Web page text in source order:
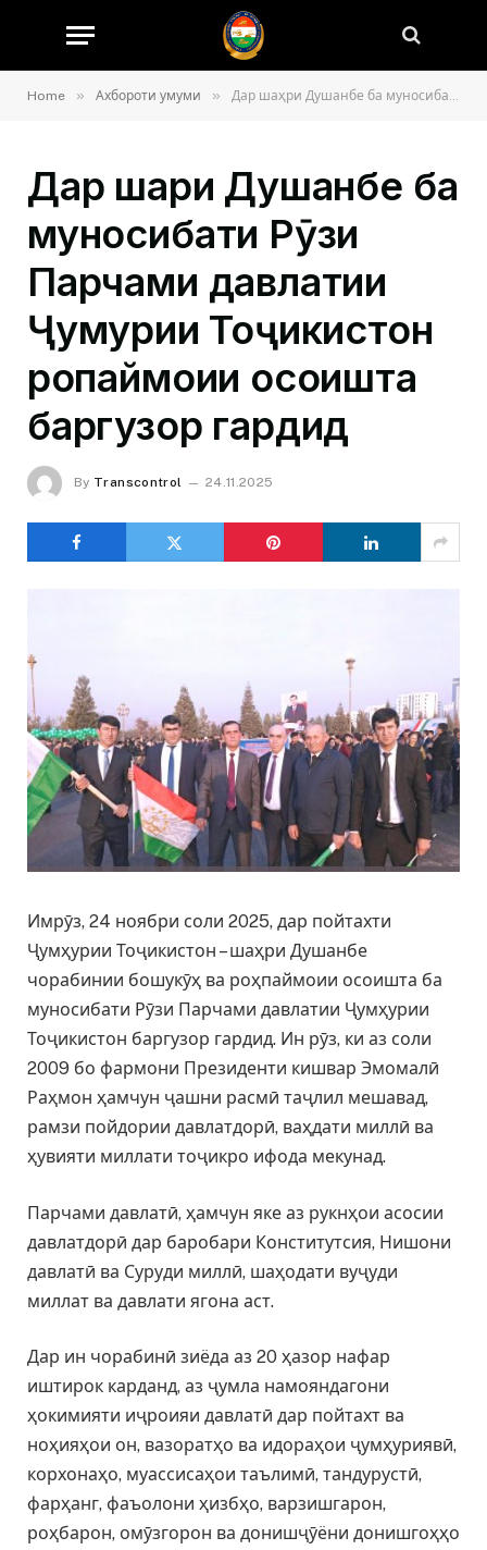
Home » Ахбороти умуми » Дар шаҳри Душанбе ба муносибати Рӯзи Парчами давлатии Ҷумҳурии Тоҷикистон роҳпаймоии осоишта баргузор гардид
Дар шаҳри Душанбе ба
муносибати Рӯзи
Парчами давлатии
Ҷумҳурии Тоҷикистон
роҳпаймоии осоишта
баргузор гардид
By Transcontrol 24.11.2025
Имрӯз, 24 ноябри соли 2025, дар пойтахти
Ҷумҳурии Тоҷикистон – шаҳри Душанбе
чорабинии бошукӯҳ ва роҳпаймоии осоишта ба
муносибати Рӯзи Парчами давлатии Ҷумҳурии
Тоҷикистон баргузор гардид. Ин рӯз, ки аз соли
2009 бо фармони Президенти кишвар Эмомалӣ
Раҳмон ҳамчун ҷашни расмӣ таҷлил мешавад,
рамзи пойдории давлатдорӣ, ваҳдати миллӣ ва
ҳувияти миллати тоҷикро ифода мекунад.
Парчами давлатӣ, ҳамчун яке аз рукнҳои асосии
давлатдорӣ дар баробари Конститутсия, Нишони
давлатӣ ва Суруди миллӣ, шаҳодати вуҷуди
миллат ва давлати ягона аст.
Дар ин чорабинӣ зиёда аз 20 ҳазор нафар
иштирок карданд, аз ҷумла намояндагони
ҳокимияти иҷроияи давлатӣ дар пойтахт ва
ноҳияҳои он, вазоратҳо ва идораҳои ҷумҳуриявӣ,
корхонаҳо, муассисаҳои таълимӣ, тандурустӣ,
фарҳанг, фаъолони ҳизбҳо, варзишгарон,
роҳбарон, омӯзгорон ва донишҷӯёни донишгоҳҳо